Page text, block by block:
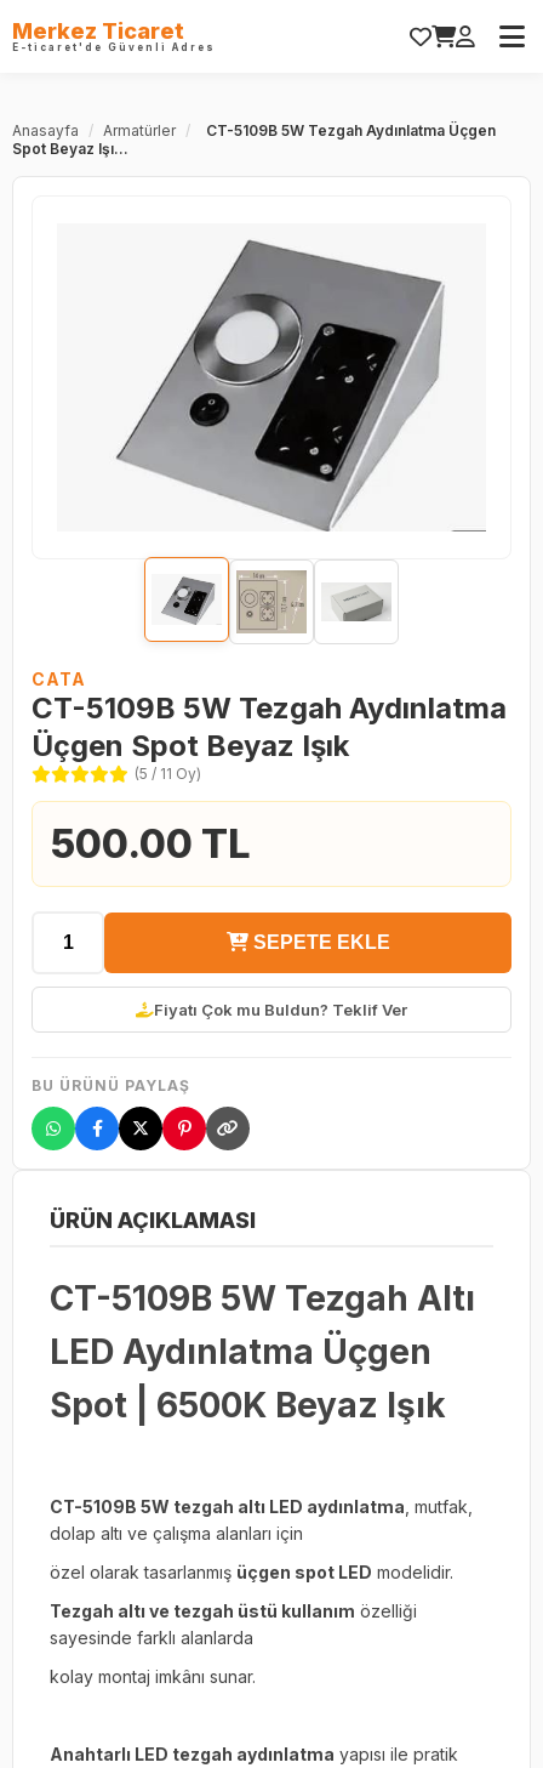
Merkez Ticaret
E-ticaret'de Güvenli Adres
Anasayfa / Armatürler /
CT-5109B 5W Tezgah Aydınlatma Üçgen
Spot Beyaz Işı...
CATA
CT-5109B 5W Tezgah Aydınlatma
Üçgen Spot Beyaz Işık
(5 / 11 Oy)
500.00 TL
SEPETE EKLE
Fiyatı Çok mu Buldun? Teklif Ver
BU ÜRÜNÜ PAYLAŞ
ÜRÜN AÇIKLAMASI
CT-5109B 5W Tezgah Altı
LED Aydınlatma Üçgen
Spot | 6500K Beyaz Işık
CT-5109B 5W tezgah altı LED aydınlatma , mutfak,
dolap altı ve çalışma alanları için
özel olarak tasarlanmış üçgen spot LED modelidir.
Tezgah altı ve tezgah üstü kullanım özelliği
sayesinde farklı alanlarda
kolay montaj imkânı sunar.
Anahtarlı LED tezgah aydınlatma yapısı ile pratik